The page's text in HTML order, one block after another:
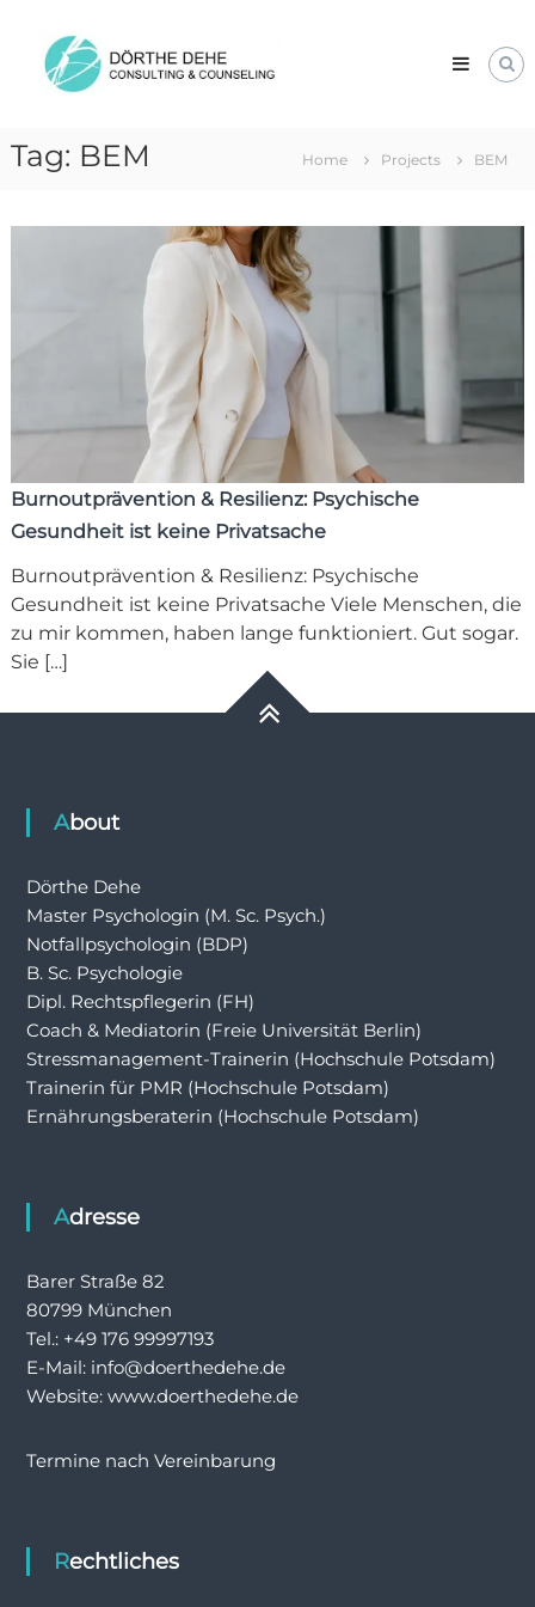
content
Dehe
Consulting
Tag: BEM Home Projects BEM
Burnoutprävention & Resilienz: Psychische
Gesundheit ist keine Privatsache
Burnoutprävention & Resilienz: Psychische
Gesundheit ist keine Privatsache Viele Menschen, die
zu mir kommen, haben lange funktioniert. Gut sogar.
Sie […]
About
Dörthe Dehe
Master Psychologin (M. Sc. Psych.)
Notfallpsychologin (BDP)
B. Sc. Psychologie
Dipl. Rechtspflegerin (FH)
Coach & Mediatorin (Freie Universität Berlin)
Stressmanagement-Trainerin (Hochschule Potsdam)
Trainerin für PMR (Hochschule Potsdam)
Ernährungsberaterin (Hochschule Potsdam)
Adresse
Barer Straße 82
80799 München
Tel.: +49 176 99997193
E-Mail: info@doerthedehe.de
Website: www.doerthedehe.de
Termine nach Vereinbarung
Rechtliches